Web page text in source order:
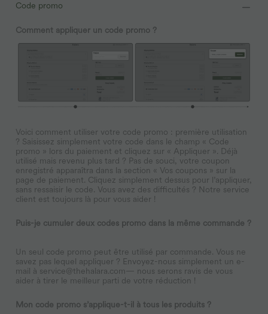
Code promo
Comment appliquer un code promo ?
Voici comment utiliser votre code promo : première utilisation
? Saisissez simplement votre code dans le champ « Code
promo » lors du paiement et cliquez sur « Appliquer ». Déjà
utilisé mais revenu plus tard ? Pas de souci, votre coupon
enregistré apparaîtra dans la section « Vos coupons » sur la
page de paiement. Cliquez simplement dessus pour l’appliquer,
sans ressaisir le code. Vous avez des difficultés ? Notre service
client est toujours là pour vous aider !
Puis-je cumuler deux codes promo dans la même commande ?
Un seul code promo peut être utilisé par commande. Vous ne
savez pas lequel appliquer ? Envoyez-nous simplement un e-
mail à service@thehalara.com— nous serons ravis de vous
aider à tirer le meilleur parti de votre réduction !
Mon code promo s’applique-t-il à tous les produits ?